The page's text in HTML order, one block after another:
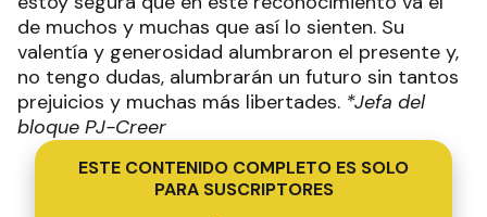
de muchos y muchas que así lo sienten. Su
valentía y generosidad alumbraron el presente y,
no tengo dudas, alumbrarán un futuro sin tantos
prejuicios y muchas más libertades. *Jefa del
bloque PJ-Creer
ESTE CONTENIDO COMPLETO ES SOLO
PARA SUSCRIPTORES